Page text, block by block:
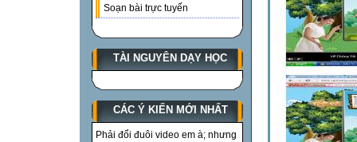
Soạn bài trực tuyến
TÀI NGUYÊN DẠY HỌC
CÁC Ý KIẾN MỚI NHẤT
Phải đổi đuôi video em à; nhưng